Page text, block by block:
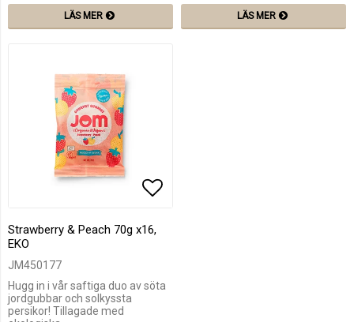
LÄS MER LÄS MER
Strawberry & Peach 70g x16,
EKO
JM450177
Hugg in i vår saftiga duo av söta
jordgubbar och solkyssta
persikor! Tillagade med